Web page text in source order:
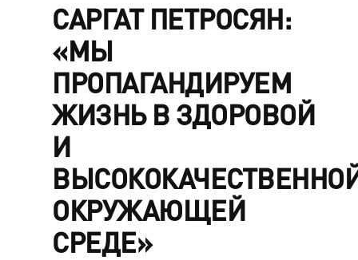
САРГАТ ПЕТРОСЯН:
«МЫ
ПРОПАГАНДИРУЕМ
ЖИЗНЬ В ЗДОРОВОЙ
И
ОКРУЖАЮЩЕЙ
СРЕДЕ»